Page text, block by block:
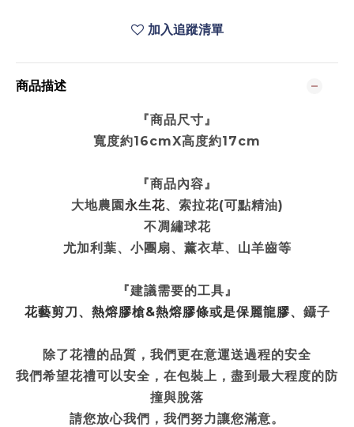
加入追蹤清單
商品描述
『商品尺寸』
寬度約16cmX高度約17cm
『商品內容』
大地農園永生花、索拉花(可點精油)
不凋繡球花
尤加利葉、 小團扇、薰衣草、山羊齒等
『建議需要的工具』
花藝剪刀、熱熔膠槍&熱熔膠條或是保麗龍膠、 鑷子
除了花禮的品質，我們更在意運送過程的安全
我們希望花禮可以安全，在包裝上，盡到最大程度的防
撞與脫落
請您放心我們，我們努力讓您滿意。